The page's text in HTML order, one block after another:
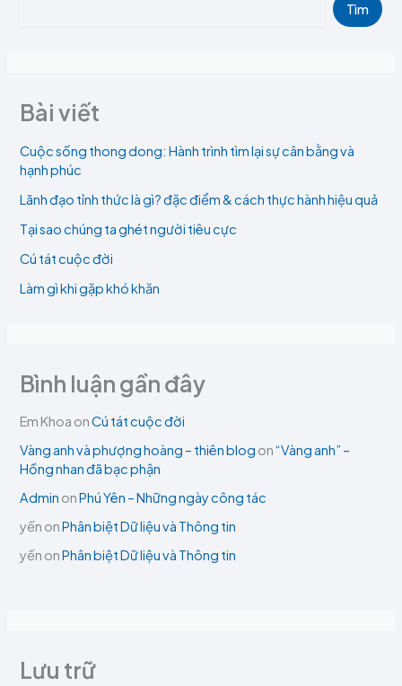
Tìm
Bài viết
Cuộc sống thong dong: Hành trình tìm lại sự cân bằng và
hạnh phúc
Lãnh đạo tỉnh thức là gì? đặc điểm & cách thực hành hiệu quả
Tại sao chúng ta ghét người tiêu cực
Cú tát cuộc đời
Làm gì khi gặp khó khăn
Bình luận gần đây
Em Khoa onCú tát cuộc đời
Vàng anh và phượng hoàng – thiên blog on“Vàng anh” –
Hồng nhan đã bạc phận
Admin onPhú Yên – Những ngày công tác
yến onPhân biệt Dữ liệu và Thông tin
yến onPhân biệt Dữ liệu và Thông tin
Lưu trữ